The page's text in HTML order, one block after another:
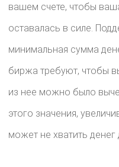
вашем счете, чтобы
оставалась в силе.
минимальная сумма
биржа требуют, чтобы
из нее можно было
этого значения,
может не хватить денег